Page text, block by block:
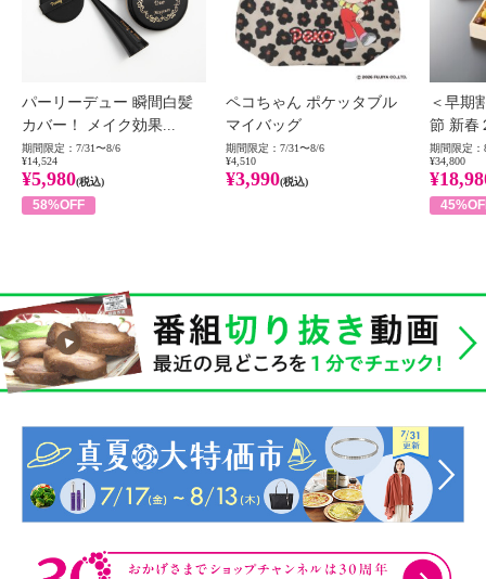
パーリーデュー 瞬間白髪
カバー！ メイク効果...
期間限定：7/31〜8/6
¥14,524
¥5,980(税込)
58%OFF
ペコちゃん ポケッタブル
マイバッグ
期間限定：7/31〜8/6
¥4,510
¥3,990(税込)
＜早期
節 新春
期間限定：
¥34,800